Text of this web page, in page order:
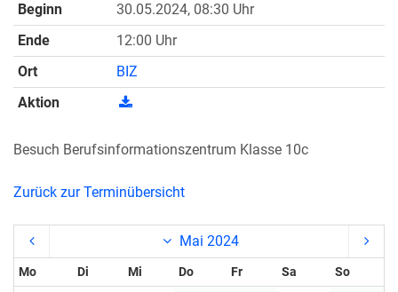
Beginn
30.05.2024, 08:30 Uhr
Ende
12:00 Uhr
Ort
BIZ
Aktion
Besuch Berufsinformationszentrum Klasse 10c
Zurück zur Terminübersicht
Mai 2024
Mo Di Mi Do Fr Sa
So